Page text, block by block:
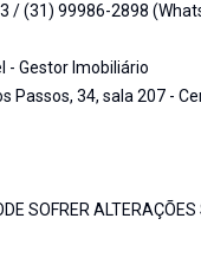
/ (31) 99986-2898
- Gestor Imobiliário
Passos, 34, sala 207 -
SOFRER